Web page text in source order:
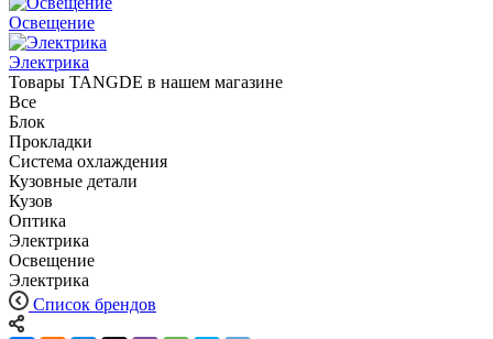
Освещение
Электрика
Товары TANGDE в нашем магазине
Все
Блок
Прокладки
Система охлаждения
Кузовные детали
Кузов
Оптика
Электрика
Освещение
Электрика
Список брендов